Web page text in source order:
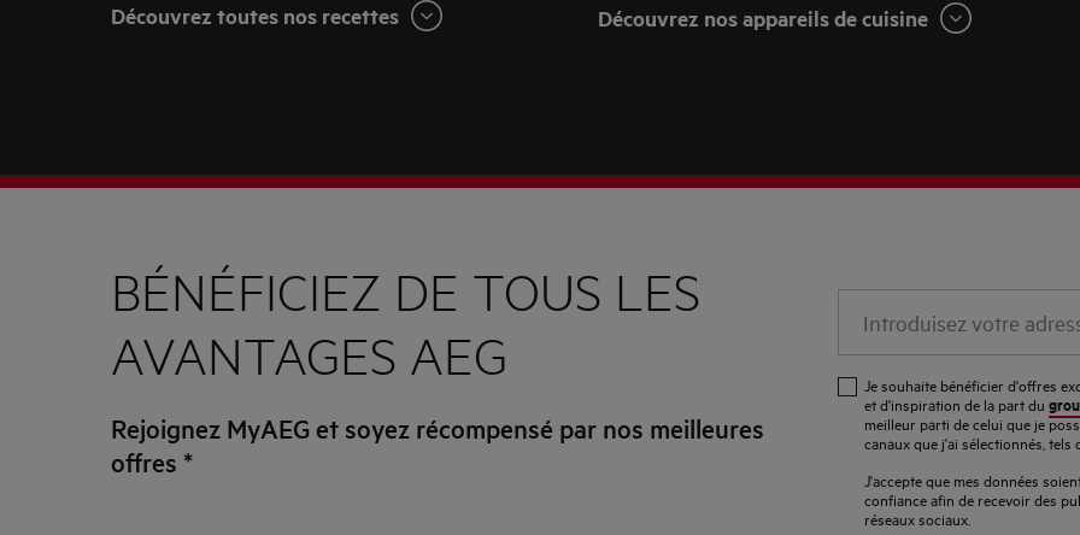
Découvrez toutes nos recettes Découvrez nos appareils de cuisine
BÉNÉFICIEZ DE TOUS LES
AVANTAGES AEG
Rejoignez MyAEG et soyez récompensé par nos meilleures
offres *
votre
e-
mail
Je souhaite bénéficier d'offres
et d'inspiration de la part du
meilleur parti de celui que je
canaux que j'ai sélectionnés,
J'accepte que mes données
confiance afin de recevoir des
réseaux sociaux.